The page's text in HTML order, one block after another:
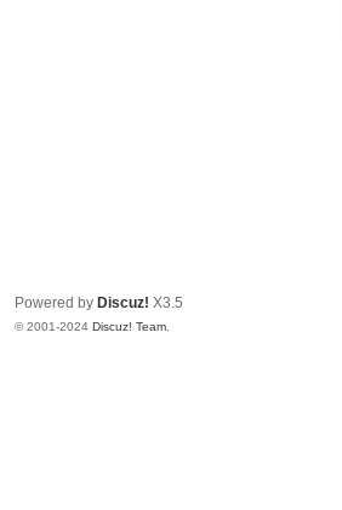
Powered by Discuz! X3.5
© 2001-2024 Discuz! Team